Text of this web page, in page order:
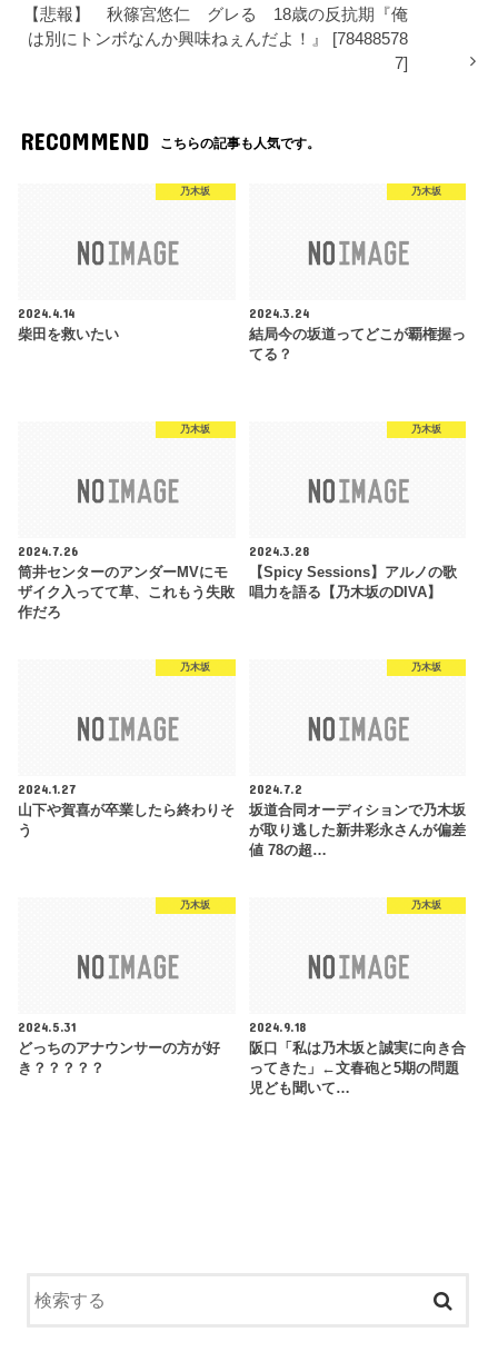
【悲報】 秋篠宮悠仁 グレる 18歳の反抗期『俺
は別にトンボなんか興味ねぇんだよ！』 [78488578
7]
RECOMMEND こちらの記事も人気です。
乃木坂
2024.4.14
柴田を救いたい
乃木坂
2024.3.24
結局今の坂道ってどこが覇権握っ
てる？
乃木坂
2024.7.26
筒井センターのアンダーMVにモ
ザイク入ってて草、これもう失敗
作だろ
乃木坂
2024.3.28
【Spicy Sessions】アルノの歌
唱力を語る【乃木坂のDIVA】
乃木坂
2024.1.27
山下や賀喜が卒業したら終わりそ
う
乃木坂
2024.7.2
坂道合同オーディションで乃木坂
が取り逃した新井彩永さんが偏差
値 78の超…
乃木坂
2024.5.31
どっちのアナウンサーの方が好
き？？？？？
乃木坂
2024.9.18
阪口「私は乃木坂と誠実に向き合
ってきた」←文春砲と5期の問題
児ども聞いて…